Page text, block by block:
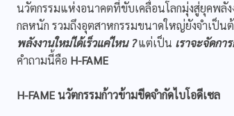
นวัตกรรมแห่งอนาคตที่ขับเคลื่อนโลกมุ่งสู่ยุคพลัง
กลหนัก รวมถึงอุตสาหกรรมขนาดใหญ่ยังจำเป็น
พลังงานใหม่ได้เร็วแค่ไหน ?แต่เป็น เราจะจัดกา
คำถามนี้คือ H-FAME
H-FAME นวัตกรรมก้าวข้ามขีดจำกัดไบโอดีเซล